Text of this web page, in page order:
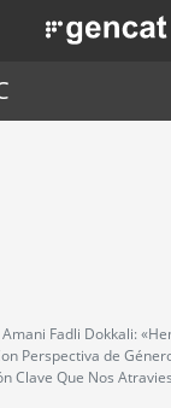
Pasar
al
. Obre en una
Fadli Dokkali:
Perspectiva de
Clave Que Nos